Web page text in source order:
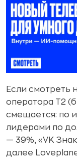
Если смотреть
оператора T2
смещается: по
лидерами по
— 39%, «VK
далее